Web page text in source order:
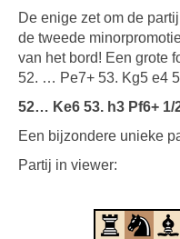
De enige zet om de
de tweede
van het bord! Een grote
52. … Pe7+ 53. Kg5 e4
52… Ke6 53. h3 Pf6+ 1/
Een bijzondere unieke
Partij in viewer: